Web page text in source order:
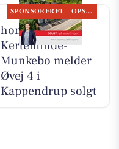
SPONSORERET OPSLAGSTAVLEN
home
Kerteminde-
Munkebo melder
Øvej 4 i
Kappendrup solgt